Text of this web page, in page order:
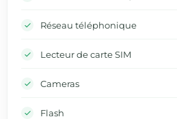
Réseau téléphonique
Lecteur de carte SIM
Cameras
Flash